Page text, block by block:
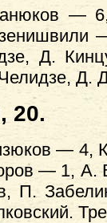
—
Д.
20.
— 4,
— 1, А.
П.